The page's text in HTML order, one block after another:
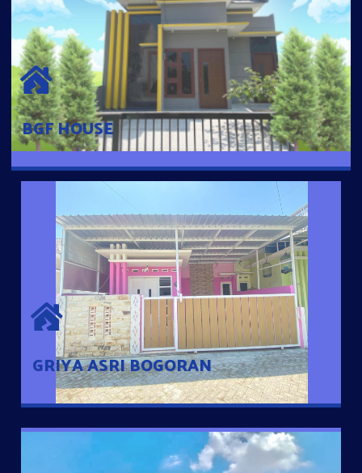
BGF HOUSE
BGF HOUSE
Hunian Mewah Pusat Kota dengan fasilitas Free Desain, Dapur,
Parkir Mobil dengan 3 Kamar Tidur dan 2 Kamar Mandi.
GRIYA ASRI BOGORAN
GRIYA ASRI BOGORAN
Desain Modern Minimalis dengan Konsep Rumah Pintar
Sehingga Memudahkan Penghuni mengakses rumahnya
dengan Ponsel